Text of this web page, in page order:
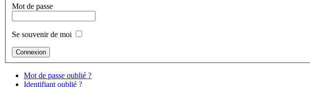
Mot de passe
Se souvenir de moi
Mot de passe oublié ?
Identifiant oublié ?